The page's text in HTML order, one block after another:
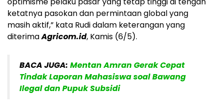
ketatnya pasokan dan permintaan global yang
masih aktif,” kata Rudi dalam keterangan yang
diterimaAgricom.id, Kamis (6/5).
BACA JUGA: Mentan Amran Gerak Cepat
Tindak Laporan Mahasiswa soal Bawang
Ilegal dan Pupuk Subsidi